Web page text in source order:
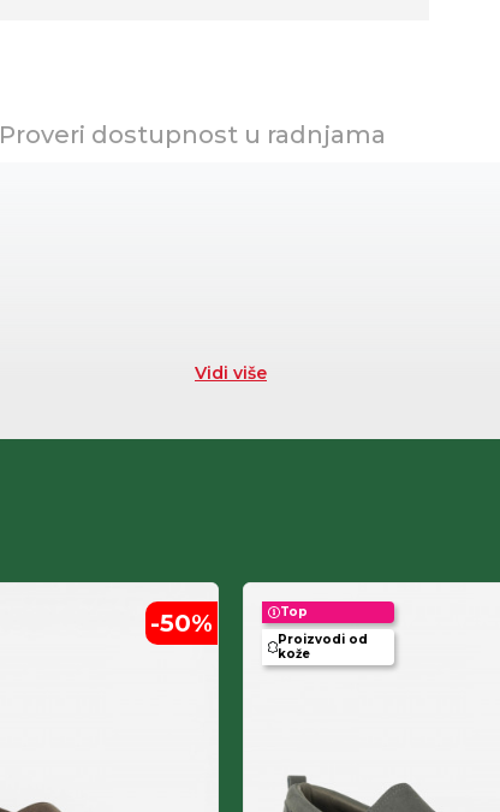
Proveri dostupnost u radnjama
Vidi više
-50%
Top
Proizvodi od
kože